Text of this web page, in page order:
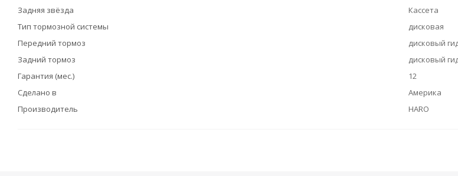
Задняя звёзда
Кассета
Тип тормозной системы
дисковая
Передний тормоз
дисковый
Задний тормоз
дисковый
Гарантия (мес.)
12
Сделано в
Америка
Производитель
HARO